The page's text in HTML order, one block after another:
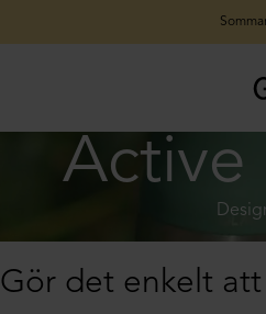
Active
Gör det enkelt